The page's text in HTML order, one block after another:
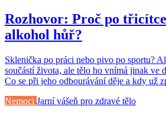
Rozhovor: Proč po
alkohol hůř?
Sklenička po práci nebo pivo po sportu?
součástí života, ale tělo ho vnímá jinak ve
Co se při jeho odbourávání děje a kdy už
Nemoci Jarní vášeň pro zdravé tělo